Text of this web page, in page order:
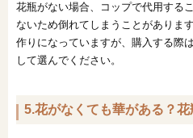
花瓶がない場合、コップで代用する
ないため倒れてしまうことがありま
作りになっていますが、購入する際
して選んでください。
5.花がなくても華がある？花